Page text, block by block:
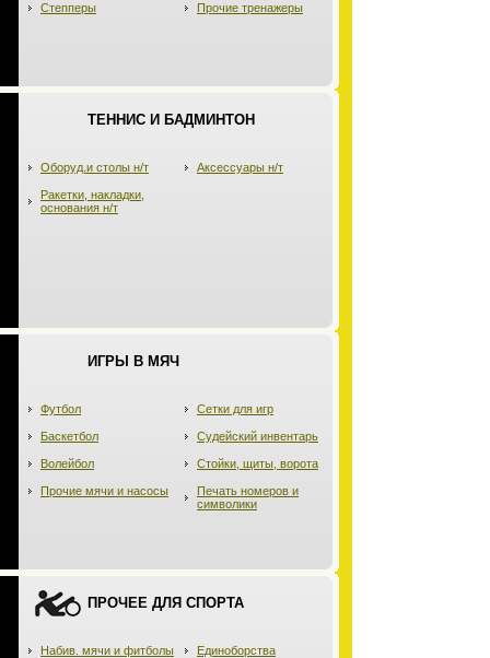
Степперы Прочие тренажеры
ТЕННИС И БАДМИНТОН
Оборуд.и столы н/т
Ракетки, накладки,
основания н/т
Аксессуары н/т
ИГРЫ В МЯЧ
Футбол
Баскетбол
Волейбол
Прочие мячи и насосы
Сетки для игр
Судейский инвентарь
Стойки, щиты, ворота
Печать номеров и
символики
ПРОЧЕЕ ДЛЯ СПОРТА
Набив. мячи и фитболы Единоборства